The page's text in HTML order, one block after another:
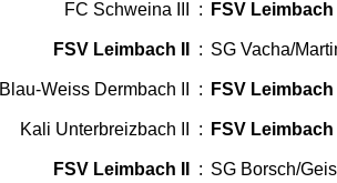
FC Schweina III : FSV Leimbach
FSV Leimbach II : SG Vacha/
Blau-Weiss Dermbach II : FSV Leimbach
Kali Unterbreizbach II : FSV Leimbach
FSV Leimbach II : SG Borsch/